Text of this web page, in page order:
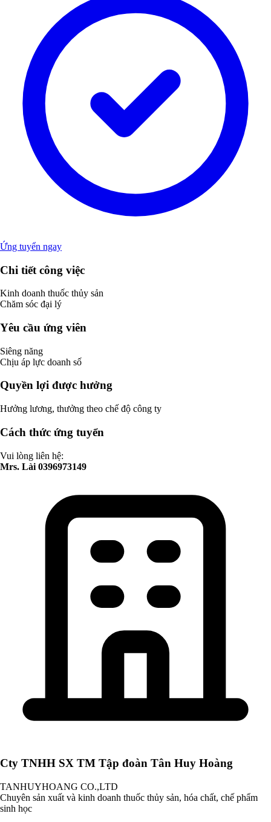
Ứng tuyển ngay
Chi tiết công việc
Kinh doanh thuốc thủy sản
Chăm sóc đại lý
Yêu cầu ứng viên
Siêng năng
Chịu áp lực doanh số
Quyền lợi được hưởng
Hưởng lương, thưởng theo chế độ công ty
Cách thức ứng tuyển
Vui lòng liên hệ:
Mrs. Lài 0396973149
Cty TNHH SX TM Tập đoàn Tân Huy Hoàng
TANHUYHOANG CO.,LTD
Chuyên sản xuất và kinh doanh thuốc thủy sản, hóa chất, chế phẩm
sinh học